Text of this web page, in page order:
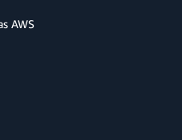
AWS